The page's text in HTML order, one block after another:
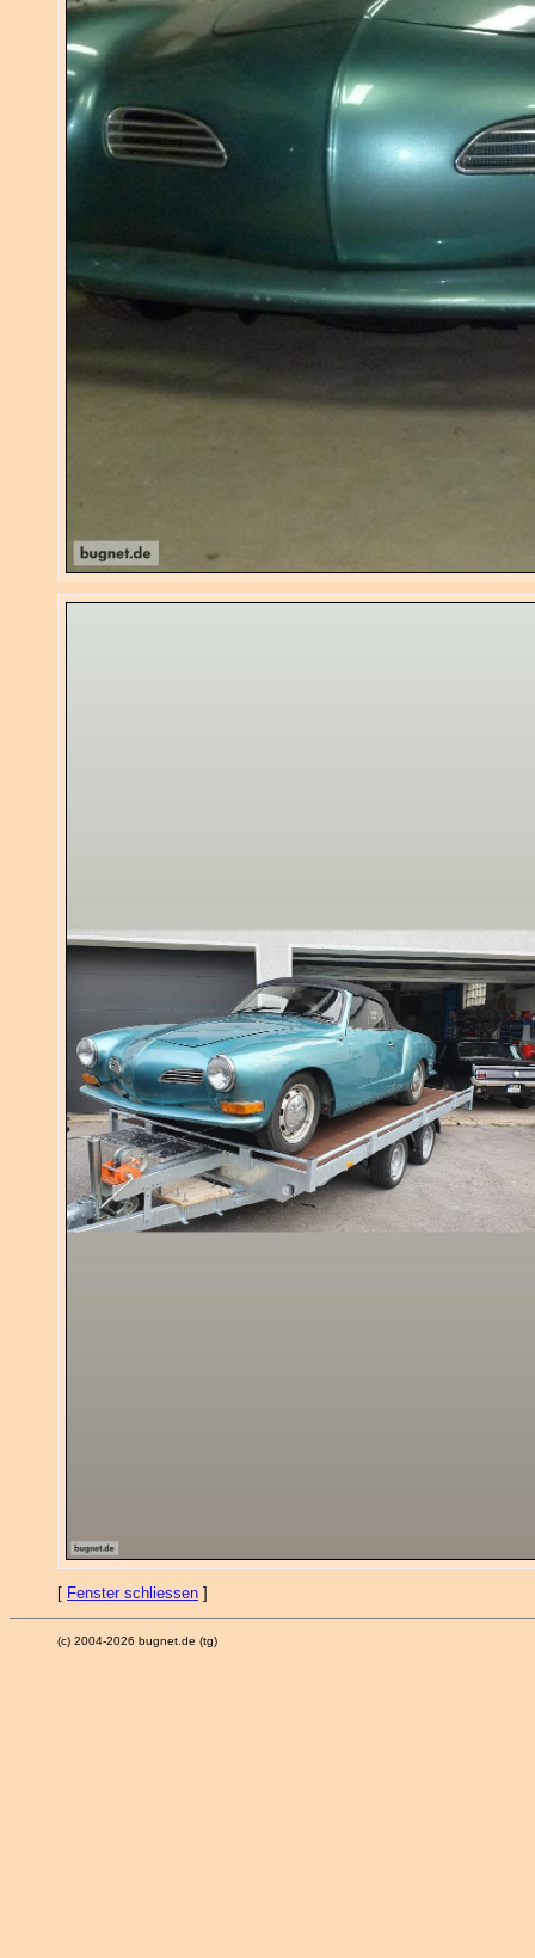
[ Fenster schliessen ]
(c) 2004-2026 bugnet.de (tg)